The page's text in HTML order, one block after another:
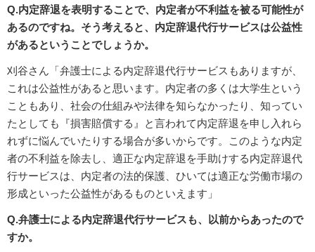
Q.内定辞退を表明することで、内定者が不利益を被る可能性が
あるのですね。そう考えると、内定辞退代行サービスは公益性
があるということでしょうか。
刈谷さん「弁護士による内定辞退代行サービスもありますが、
これは公益性があると思います。内定者の多くは大学生という
こともあり、社会の仕組みや法律を知らなかったり、知ってい
たとしても『損害賠償する』と言われて内定辞退を申し入れら
れずに悩んでいたりする場合が多いからです。このような内定
者の不利益を除去し、適正な内定辞退を手助けする内定辞退代
行サービスは、内定者の法的保護、ひいては適正な労働市場の
形成といった公益性があるものといえます」
Q.弁護士による内定辞退代行サービスも、以前からあったので
すか。